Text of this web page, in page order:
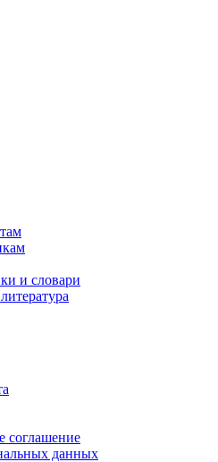
и словари
соглашение
данных